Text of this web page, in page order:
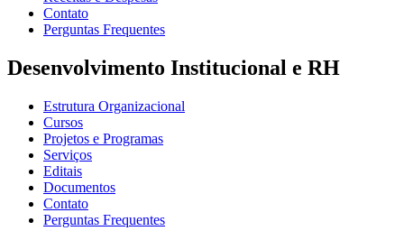
Contato
Perguntas Frequentes
Desenvolvimento Institucional e RH
Estrutura Organizacional
Cursos
Projetos e Programas
Serviços
Editais
Documentos
Contato
Perguntas Frequentes